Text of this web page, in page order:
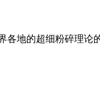
地的超细粉碎理